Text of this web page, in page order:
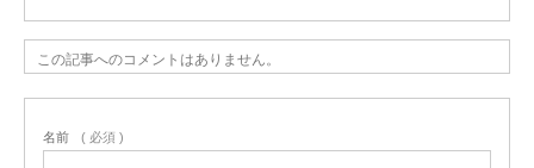
この記事へのコメントはありません。
名前 ( 必須 )